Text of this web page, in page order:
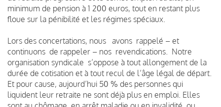
minimum de pension à 1 200 euros, tout en restant plus
floue sur la pénibilité et les régimes spéciaux.
Lors des concertations, nous avons rappelé – et
continuons de rappeler – nos revendications. Notre
organisation syndicale s’oppose à tout allongement de la
durée de cotisation et à tout recul de l’âge légal de départ.
Et pour cause, aujourd’hui 50 % des personnes qui
liquident leur retraite ne sont déjà plus en emploi. Elles